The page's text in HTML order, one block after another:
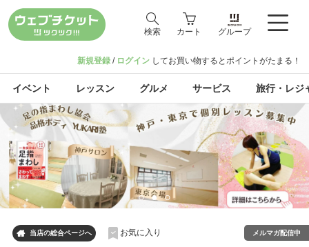
検索 カート グループ
新規登録 / ログイン してお買い物するとポイントがたまる！
イベント レッスン グルメ サービス 旅行・レジ
 当店の総合ページへ お気に入り メルマガ配信中